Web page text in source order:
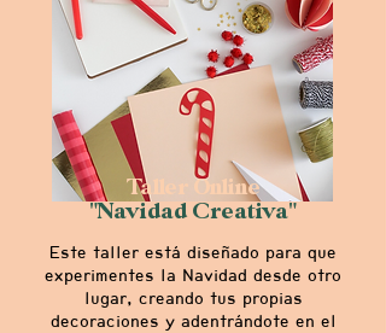
Taller Online
"Navidad Creativa"
Este taller está diseñado para que
experimentes la Navidad desde otro
lugar, creando tus propias
decoraciones y adentrándote en el